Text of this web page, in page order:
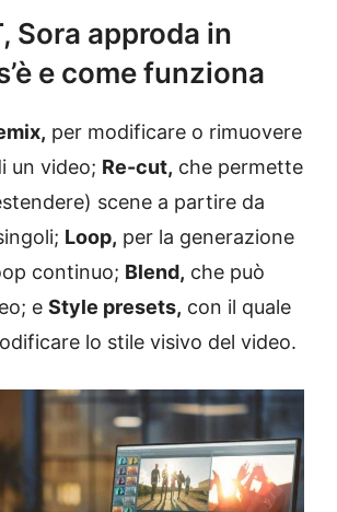
Sora approda in
e come funziona
per modificare o rimuovere
un video; Re-cut, che permette
scene a partire da
Loop, per la generazione
continuo; Blend, che può
e Style presets, con il quale
lo stile visivo del video.